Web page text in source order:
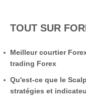
TOUT SUR
Meilleur courtier
trading Forex
Qu'est-ce que le
stratégies et